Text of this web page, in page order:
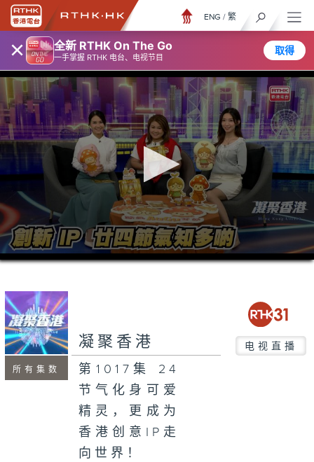
× 全新 RTHK On The Go
一手掌握 RTHK 电台、电视节目
取得
ENG / 繁
0
seconds
minutes,
7
seconds
所有集数
凝聚香港 电视直播
第1017集 24
节气化身可爱
精灵，更成为
香港创意IP走
向世界！